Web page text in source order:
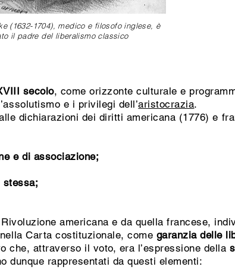
secolo, come orizzonte culturale e
e i privilegi dell’aristocrazia.
dichiarazioni dei diritti americana (1776) e
e di associazione;
stessa;
americana e da quella francese,
Carta costituzionale, come garanzia delle
che, attraverso il voto, era l’espressione della
dunque rappresentati da questi elementi:
(1632-1704), medico e filosofo inglese, è
il padre del liberalismo classico